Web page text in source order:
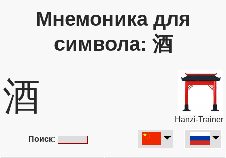
Мнемоника для
символа: 酒
酒
Hanzi-Trainer
Поиск: